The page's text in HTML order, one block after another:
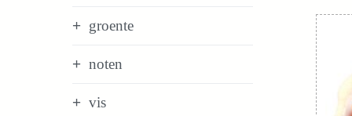
groente
noten
vis